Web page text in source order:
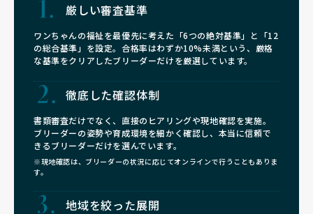
厳しい審査基準
ワンちゃんの福祉を最優先に考えた「6つの絶対基準」と「12
の総合基準」を設定。合格率はわずか10%未満という、厳格
な基準をクリアしたブリーダーだけを厳選しています。
徹底した確認体制
書類審査だけでなく、直接のヒアリングや現地確認を実施。
ブリーダーの姿勢や育成環境を細かく確認し、本当に信頼で
きるブリーダーだけを選んでいます。
※現地確認は、ブリーダーの状況に応じてオンラインで行うこともありま
す。
地域を絞った展開